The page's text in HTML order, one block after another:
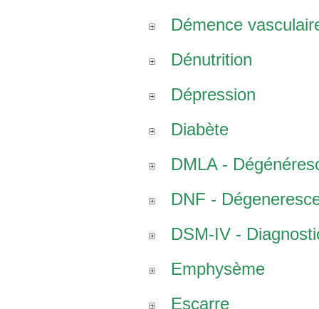
Démence
Dénutrition
Dépression
Diabète
DMLA -
DNF -
DSM-IV -
Emphysème
Escarre